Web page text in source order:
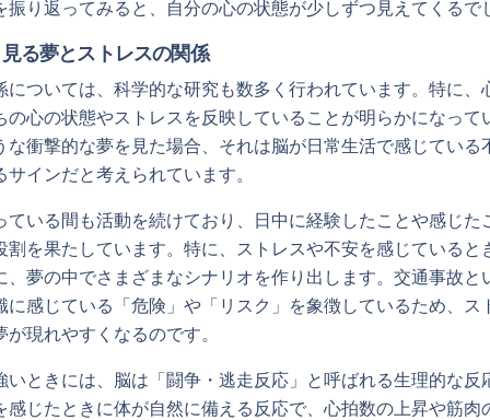
振り返ってみると、自分の心の状態が少しずつ見えてくるで
る夢とストレスの関係
については、科学的な研究も数多く行われています。特に、
の心の状態やストレスを反映していることが明らかになって
な衝撃的な夢を見た場合、それは脳が日常生活で感じている
インだと考えられています。
ている間も活動を続けており、日中に経験したことや感じた
割を果たしています。特に、ストレスや不安を感じていると
、夢の中でさまざまなシナリオを作り出します。交通事故と
に感じている「危険」や「リスク」を象徴しているため、ス
現れやすくなるのです。
いときには、脳は「闘争・逃走反応」と呼ばれる生理的な反
感じたときに体が自然に備える反応で、心拍数の上昇や筋肉